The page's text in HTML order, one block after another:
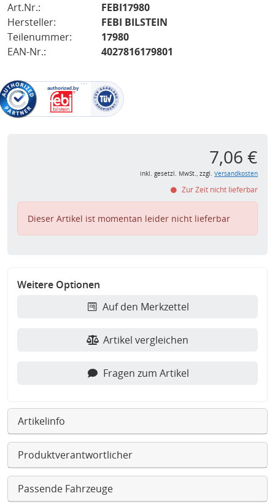
Art.Nr.:
FEBI17980
Hersteller:
FEBI BILSTEIN
Teilenummer:
17980
EAN-Nr.:
4027816179801
7,06 €
inkl. gesetzl. MwSt., zzgl. Versandkosten
Zur Zeit nicht lieferbar
Dieser Artikel ist momentan leider nicht lieferbar
Weitere Optionen
Auf den Merkzettel
Artikel vergleichen
Fragen zum Artikel
Artikelinfo
Produktverantwortlicher
Passende Fahrzeuge